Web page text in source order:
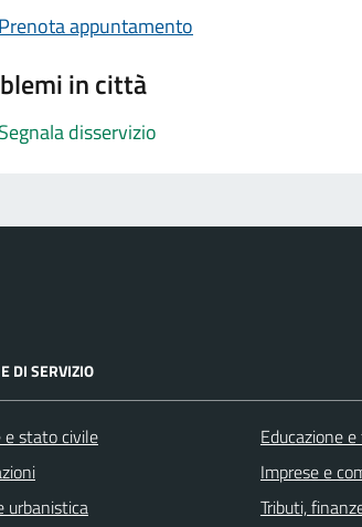
appuntamento
in città
disservizio
DI SERVIZIO
e stato civile
urbanistica
Educazione
Imprese e
Tributi,